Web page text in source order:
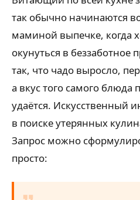
так обычно начинаются
маминой выпечке, когда
окунуться в беззаботное
так, что чадо выросло,
а вкус того самого блюда
удаётся. Искусственный
в поиске утерянных
Запрос можно
просто: